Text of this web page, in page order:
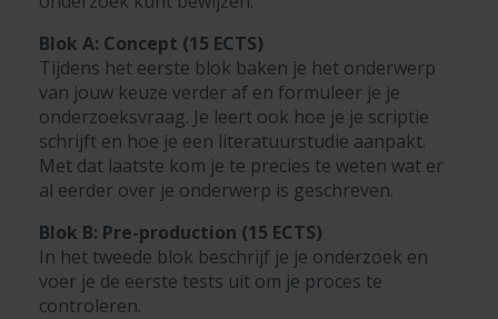
Blok A: Concept (15 ECTS)
Tijdens het eerste blok baken je het onderwerp
van jouw keuze verder af en formuleer je je
onderzoeksvraag. Je leert ook hoe je je scriptie
schrijft en hoe je een literatuurstudie aanpakt.
Met dat laatste kom je te precies te weten wat er
al eerder over je onderwerp is geschreven.
Blok B: Pre-production (15 ECTS)
In het tweede blok beschrijf je je onderzoek en
voer je de eerste tests uit om je proces te
controleren.